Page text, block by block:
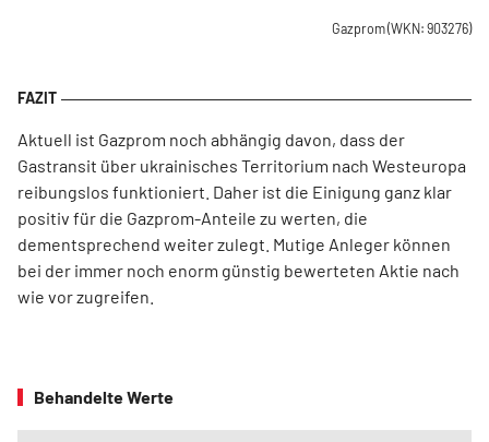
Gazprom(WKN: 903276)
Aktuell ist Gazprom noch abhängig davon, dass der
Gastransit über ukrainisches Territorium nach Westeuropa
reibungslos funktioniert. Daher ist die Einigung ganz klar
positiv für die Gazprom-Anteile zu werten, die
dementsprechend weiter zulegt. Mutige Anleger können
bei der immer noch enorm günstig bewerteten Aktie nach
wie vor zugreifen.
Behandelte Werte